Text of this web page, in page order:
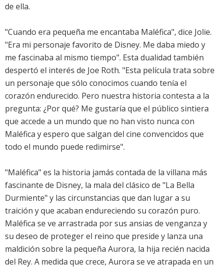
de ella.
"Cuando era pequeña me encantaba Maléfica", dice Jolie.
"Era mi personaje favorito de Disney. Me daba miedo y
me fascinaba al mismo tiempo". Esta dualidad también
despertó el interés de Joe Roth. "Esta película trata sobre
un personaje que sólo conocimos cuando tenía el
corazón endurecido. Pero nuestra historia contesta a la
pregunta: ¿Por qué? Me gustaría que el público sintiera
que accede a un mundo que no han visto nunca con
Maléfica y espero que salgan del cine convencidos que
todo el mundo puede redimirse".
"Maléfica" es la historia jamás contada de la villana más
fascinante de Disney, la mala del clásico de "La Bella
Durmiente" y las circunstancias que dan lugar a su
traición y que acaban endureciendo su corazón puro.
Maléfica se ve arrastrada por sus ansias de venganza y
su deseo de proteger el reino que preside y lanza una
maldición sobre la pequeña Aurora, la hija recién nacida
del Rey. A medida que crece, Aurora se ve atrapada en un